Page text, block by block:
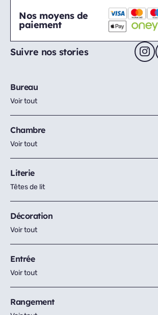
Nos moyens de
paiement
Suivre nos stories
Bureau
Voir tout
Chambre
Voir tout
Literie
Têtes de lit
Décoration
Voir tout
Entrée
Voir tout
Rangement